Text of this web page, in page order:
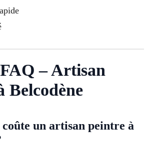
– Artisan
Belcodène
un artisan peintre à